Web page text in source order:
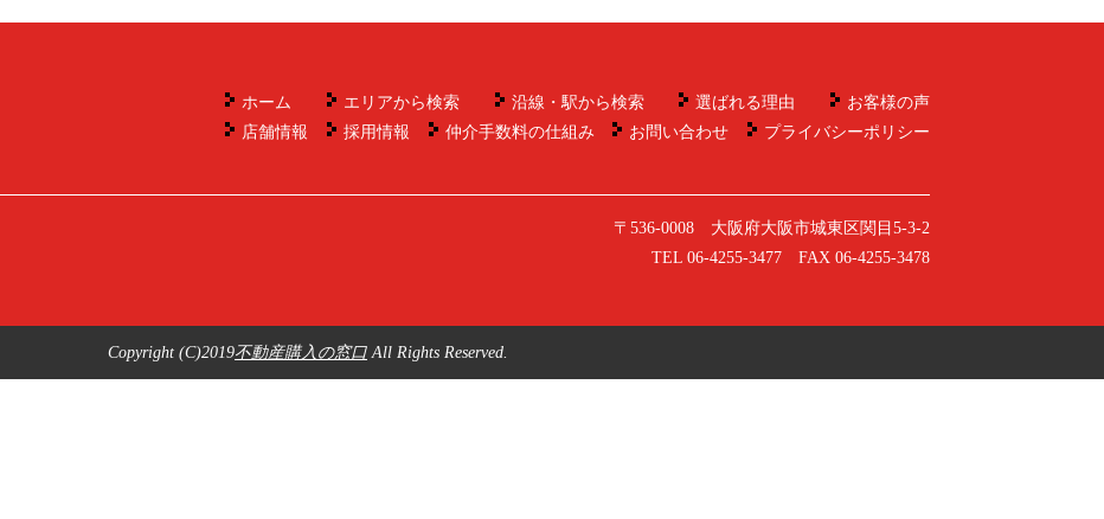
ホーム エリアから検索 沿線・駅から検索 選ばれる理由
お客様の声
店舗情報
採用情報 仲介手数料の仕組み お問い合わせ プライバシーポリシー
〒536-0008 大阪府大阪市城東区関目5-3-2
TEL 06-4255-3477 FAX 06-4255-3478
Copyright (C)2019不動産購入の窓口 All Rights Reserved.